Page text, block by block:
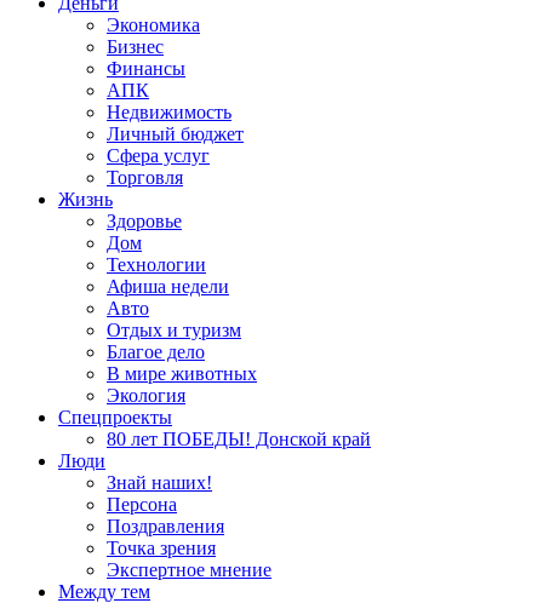
Экономика
Бизнес
Финансы
АПК
Недвижимость
Личный бюджет
Сфера услуг
Торговля
Жизнь
Здоровье
Дом
Технологии
Афиша недели
Авто
Отдых и туризм
Благое дело
В мире животных
Экология
Спецпроекты
80 лет ПОБЕДЫ! Донской край
Люди
Знай наших!
Персона
Поздравления
Точка зрения
Экспертное мнение
Между тем